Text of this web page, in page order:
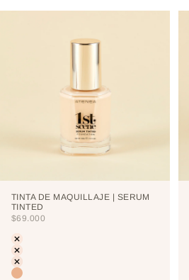
TINTA DE MAQUILLAJE | SERUM
TINTED
PRECIO DE OFERTA
$69.000
Color
LIGHT
PORCELAIN
CREAM